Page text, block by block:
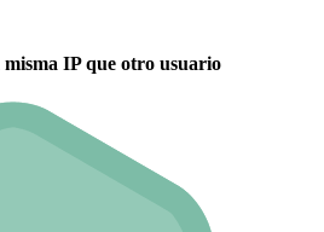
misma IP que otro usuario